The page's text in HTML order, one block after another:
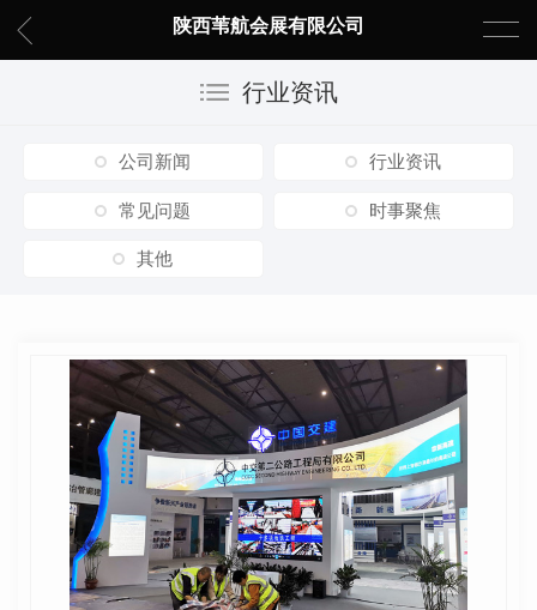
陕西苇航会展有限公司
行业资讯
公司新闻 行业资讯
常见问题 时事聚焦
其他